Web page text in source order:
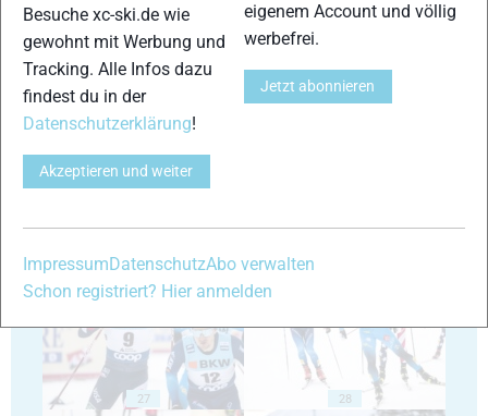
24
27 28
Besuche xc-ski.de wie
gewohnt mit Werbung und
Tracking. Alle Infos dazu
findest du in der
Datenschutzerklärung!
Akzeptieren und weiter
eigenem Account und völlig
werbefrei.
Jetzt abonnieren
ImpressumDatenschutzAbo verwalten
Schon registriert? Hier anmelden